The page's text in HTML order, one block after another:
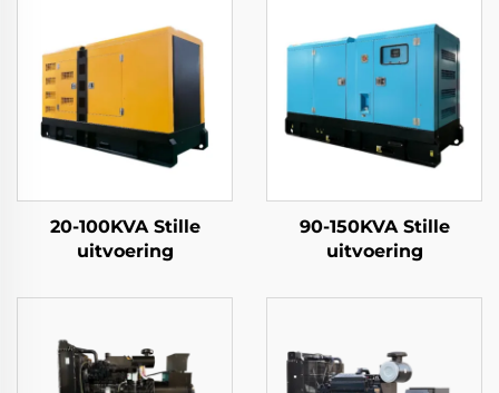
20-100KVA Stille
uitvoering
90-150KVA Stille
uitvoering